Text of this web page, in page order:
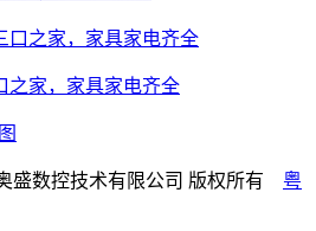
之家，家具家电齐全
盛数控技术有限公司 版权所有 粤